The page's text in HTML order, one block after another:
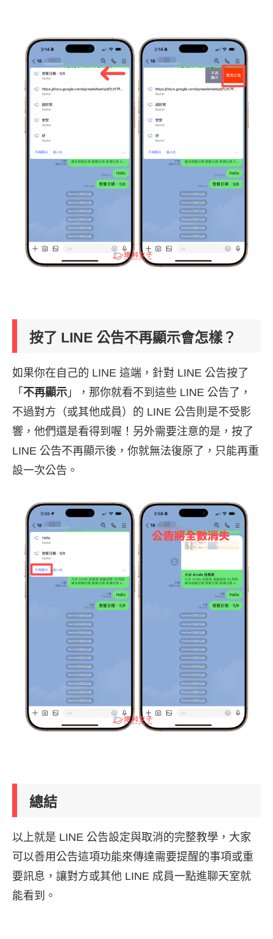
按了 LINE 公告不再顯示會怎樣？
如果你在自己的 LINE 這端，針對 LINE 公告按了
「 不再顯示 」，那你就看不到這些 LINE 公告了，
不過對方（或其他成員）的 LINE 公告則是不受影
響，他們還是看得到喔！另外需要注意的是，按了
LINE 公告不再顯示後，你就無法復原了，只能再重
設一次公告。
總結
以上就是 LINE 公告設定與取消的完整教學，大家
可以善用公告這項功能來傳達需要提醒的事項或重
要訊息，讓對方或其他 LINE 成員一點進聊天室就
能看到。